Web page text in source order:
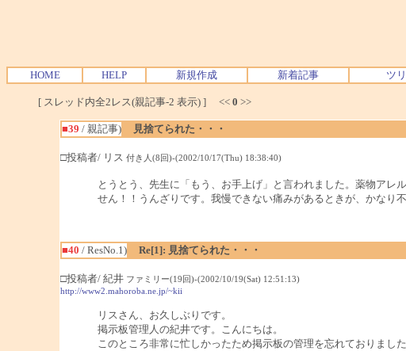
HOME HELP 新規作成 新着記事 ツ
[ スレッド内全2レス(親記事-2 表示) ] << 0 >>
■39 / 親記事)
見捨てられた・・・
□投稿者/ リス 付き人(8回)-(2002/10/17(Thu) 18:38:40)
とうとう、先生に「もう、お手上げ」と言われました。薬物アレ
せん！！うんざりです。我慢できない痛みがあるときが、かなり
■40 / ResNo.1)
Re[1]: 見捨てられた・・・
□投稿者/ 紀井 ファミリー(19回)-(2002/10/19(Sat) 12:51:13)
http://www2.mahoroba.ne.jp/~kii
リスさん、お久しぶりです。
掲示板管理人の紀井です。こんにちは。
このところ非常に忙しかったため掲示板の管理を忘れておりました